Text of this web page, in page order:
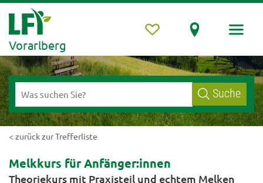
Vorarlberg
Suche
< zurück zur Trefferliste
Melkkurs für Anfänger:innen
Theoriekurs mit Praxisteil und echtem Melken